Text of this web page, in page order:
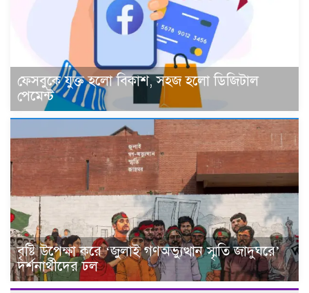
ফেসবুকে যুক্ত হলো বিকাশ, সহজ হলো ডিজিটাল
পেমেন্ট
বৃষ্টি উপেক্ষা করে ‘জুলাই গণঅভ্যুত্থান স্মৃতি জাদুঘরে’
দর্শনার্থীদের ঢল